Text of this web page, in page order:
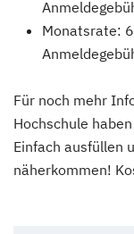
Monatsrate:
Für noch mehr
Hochschule
Einfach ausfüllen
näherkommen!